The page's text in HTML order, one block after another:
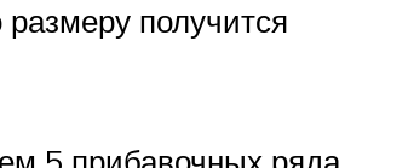
получится
5 прибавочных ряда.